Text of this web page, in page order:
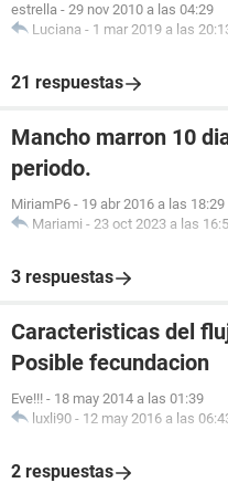
estrella - 29 nov 2010 a las 04:29
Luciana - 1 mar 2019 a las
21 respuestas
Mancho marron 10
periodo.
MiriamP6 - 19 abr 2016 a las 18:29
Mariami - 23 oct 2023 a las
3 respuestas
Caracteristicas del
Posible fecundacion
Eve!!! - 18 may 2014 a las 01:39
luxli90 - 12 may 2016 a las
2 respuestas